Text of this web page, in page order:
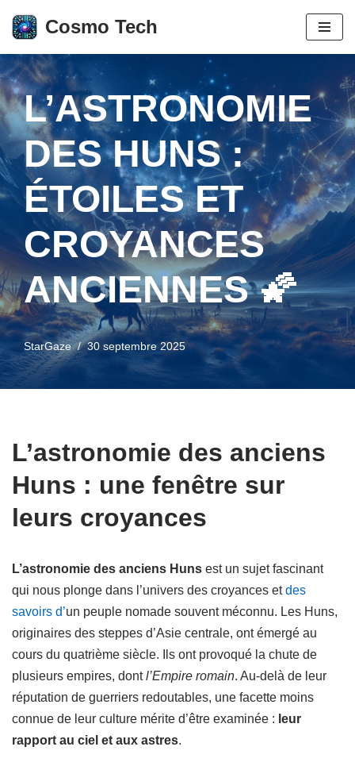
Aller
au
contenu
Cosmo Tech
L’ASTRONOMIE
DES HUNS :
ÉTOILES ET
CROYANCES
ANCIENNES 🌠
StarGaze 30 septembre 2025
L’astronomie des anciens
Huns : une fenêtre sur
leurs croyances
L’astronomie des anciens Huns est un sujet fascinant
qui nous plonge dans l’univers des croyances etdes
savoirs d’un peuple nomade souvent méconnu. Les Huns,
originaires des steppes d’Asie centrale, ont émergé au
cours du quatrième siècle. Ils ont provoqué la chute de
plusieurs empires, dontl’Empire romain. Au-delà de leur
réputation de guerriers redoutables, une facette moins
connue de leur culture mérite d’être examinée : leur
rapport au ciel et aux astres.